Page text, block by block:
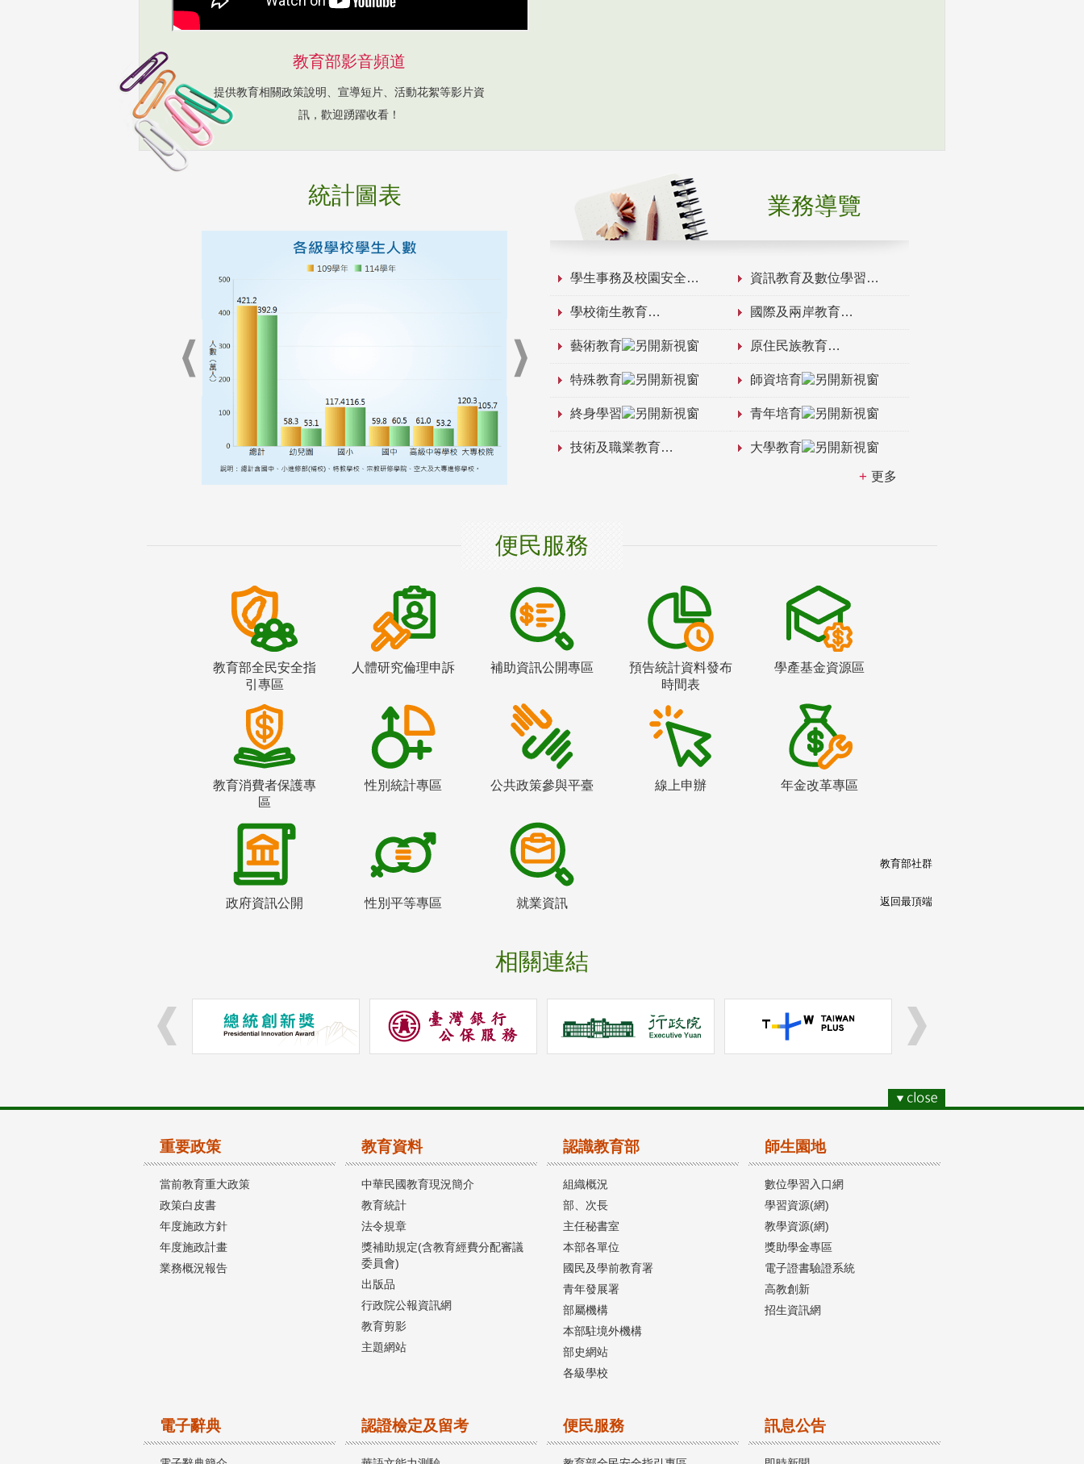
教育部影音頻道
提供教育相關政策說明、宣導短片、活動花絮等影片資
訊，歡迎踴躍收看！
統計圖表 業務導覽
學生事務及校園安全 資訊教育及數位學習
學校衛生教育 國際及兩岸教育
藝術教育 原住民族教育
特殊教育 師資培育
終身學習 青年培育
技術及職業教育 大學教育
更多
便民服務
教育部全民安全指
引專區
人體研究倫理申訴 補助資訊公開專區
預告統計資料發布
時間表
學產基金資源區
教育消費者保護專
區
性別統計專區 公共政策參與平臺 線上申辦 年金改革專區
政府資訊公開 性別平等專區 就業資訊
相關連結
教育部社群
返回最頂端
重要政策
當前教育重大政策
政策白皮書
年度施政方針
年度施政計畫
業務概況報告
教育資料
中華民國教育現況簡介
教育統計
法令規章
獎補助規定(含教育經費分配審議
委員會)
出版品
行政院公報資訊網
教育剪影
主題網站
認識教育部
組織概況
部、次長
主任秘書室
本部各單位
國民及學前教育署
青年發展署
部屬機構
本部駐境外機構
部史網站
各級學校
師生園地
數位學習入口網
學習資源(網)
教學資源(網)
獎助學金專區
電子證書驗證系統
高教創新
招生資訊網
電子辭典 認證檢定及留考 便民服務 訊息公告